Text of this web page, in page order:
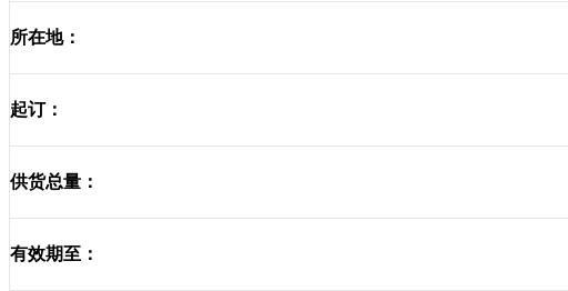
所在地：
起订：
供货总量：
有效期至：